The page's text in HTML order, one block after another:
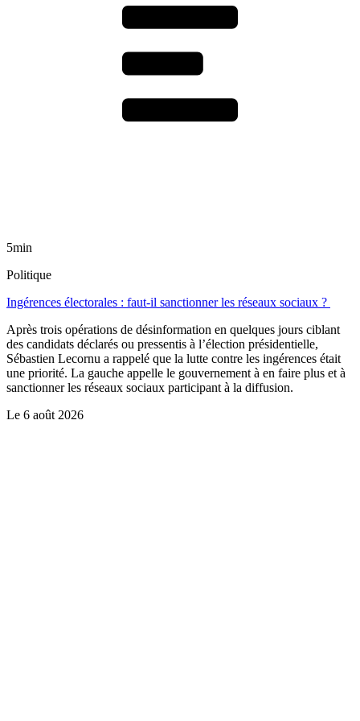
5min
Politique
Ingérences électorales : faut-il sanctionner les réseaux sociaux ?
Après trois opérations de désinformation en quelques jours ciblant
des candidats déclarés ou pressentis à l’élection présidentielle,
Sébastien Lecornu a rappelé que la lutte contre les ingérences était
une priorité. La gauche appelle le gouvernement à en faire plus et à
sanctionner les réseaux sociaux participant à la diffusion.
Le 6 août 2026